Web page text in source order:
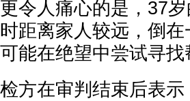
更令人痛心的是，37
时距离家人较远，倒
可能在绝望中尝试寻找
检方在审判结束后表